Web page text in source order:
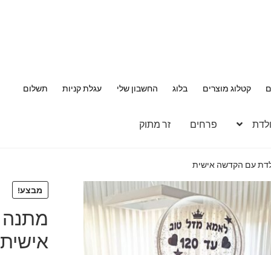
קטלוג מוצרים בלוג החשבון שלי עגלת קניות תשלום
פרחים זר מתוק
עם הקדשה אישית
מבצע!
אישית